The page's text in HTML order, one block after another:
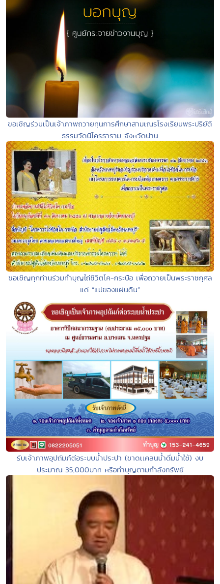
ขอเชิญร่วมเป็นเจ้าภาพถวายทุนการศึกษาสามเณรโรงเรียนพระปริยัติ
ธรรมวัดนิโครธาราม จังหวัดน่าน
ขอเชิญทุกท่านร่วมทำบุญไถ่ชีวิตโค-กระบือ เพื่อถวายเป็นพระราชกุศล
แด่ “แม่ของแผ่นดิน”
รับเจ้าภาพอุปถัมภ์ต่อระบบน้ำประปา (ขาดเเคลนน้ำดื่มน้ำใช้) งบ
ประมาณ 35,000บาท หรือทำบุญตามกำลังทรัพย์